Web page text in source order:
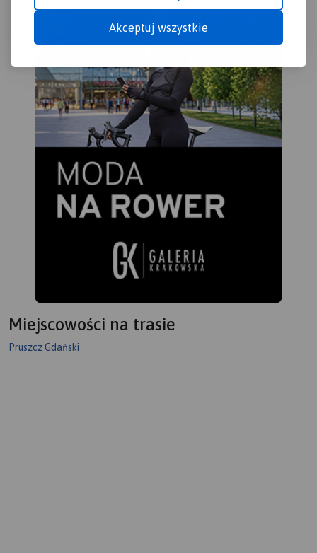
Akceptuj wszystkie
Miejscowości na trasie
Pruszcz Gdański